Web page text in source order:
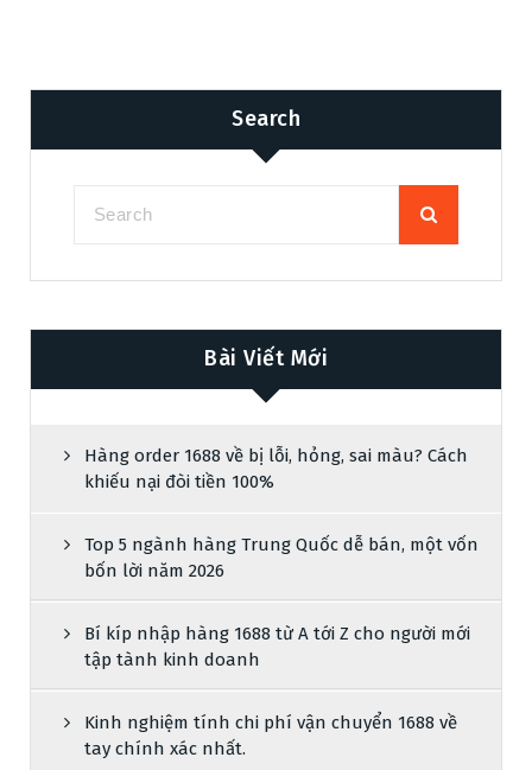
Search
Bài Viết Mới
Hàng order 1688 về bị lỗi, hỏng, sai màu? Cách
khiếu nại đòi tiền 100%
Top 5 ngành hàng Trung Quốc dễ bán, một vốn
bốn lời năm 2026
Bí kíp nhập hàng 1688 từ A tới Z cho người mới
tập tành kinh doanh
Kinh nghiệm tính chi phí vận chuyển 1688 về
tay chính xác nhất.